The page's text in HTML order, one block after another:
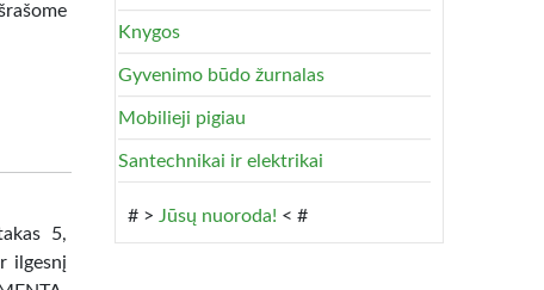
5,
ilgesnį
Knygos
Gyvenimo būdo žurnalas
Mobilieji pigiau
Santechnikai ir elektrikai
# > Jūsų nuoroda! < #